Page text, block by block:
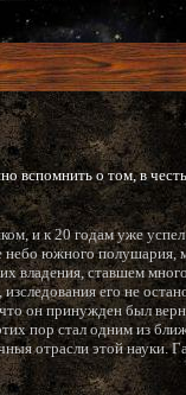
вспомнить о том, в
и к 20 годам уже успел
небо южного
владения, ставшем
его не
он принужден был
пор стал одним из
отрасли этой науки.